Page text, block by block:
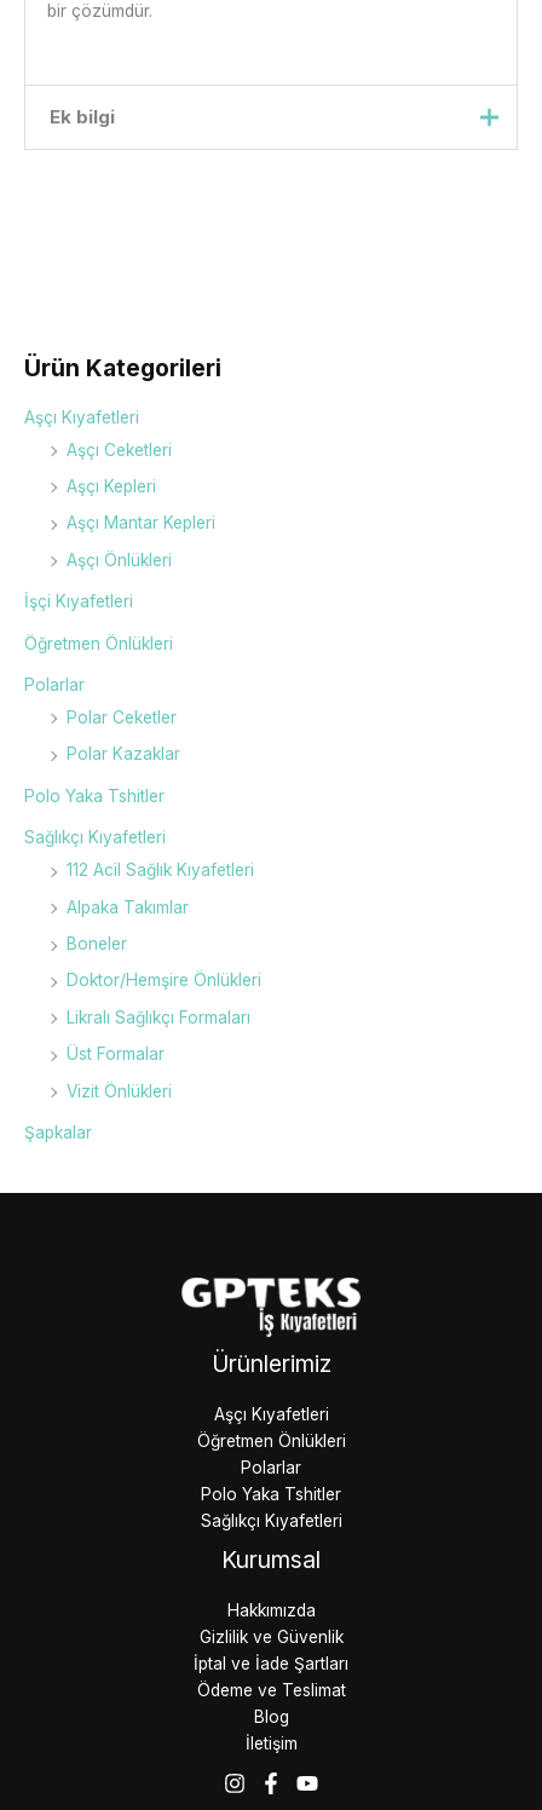
Ürün Kategorileri
Aşçı Kıyafetleri
Aşçı Ceketleri
Aşçı Kepleri
Aşçı Mantar Kepleri
Aşçı Önlükleri
İşçi Kıyafetleri
Öğretmen Önlükleri
Polarlar
Polar Ceketler
Polar Kazaklar
Polo Yaka Tshitler
Sağlıkçı Kıyafetleri
112 Acil Sağlık Kıyafetleri
Alpaka Takımlar
Boneler
Doktor/Hemşire Önlükleri
Likralı Sağlıkçı Formaları
Üst Formalar
Vizit Önlükleri
Şapkalar
bir çözümdür.
Ek bilgi
Ürünlerimiz
Aşçı Kıyafetleri
Öğretmen Önlükleri
Polarlar
Polo Yaka Tshitler
Sağlıkçı Kıyafetleri
Kurumsal
Hakkımızda
Gizlilik ve Güvenlik
İptal ve İade Şartları
Ödeme ve Teslimat
Blog
İletişim